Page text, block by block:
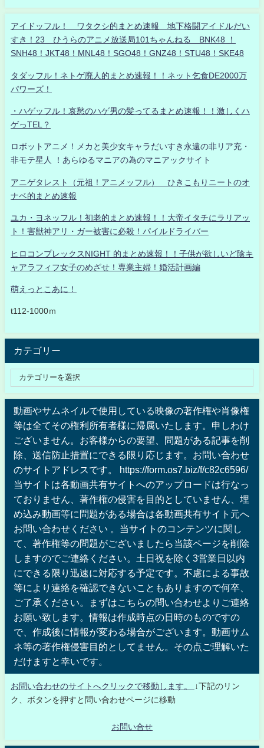
アイドッフル！ ワタクシ的まとめ速報 地下格闘アイドルだい
すき！23 ひうらのアニメ放送局101ちゃんねる BNK48 ！
SNH48！JKT48！MNL48！SGO48！GNZ48！STU48！SKE48
タダッフル！ネトゲ廃人的まとめ速報！！ネット乞食DE2000万
パワーズ！
・ハゲッフル！哀愁のハゲ男の髪ってるまとめ速報！！激しくハ
ゲっTEL？
ロボットアニメ！メカと美少女キャラだいすき永遠の非リア充・
非モテ星人 ！あらゆるマニアの為のマニアックサイト
アニゲタレスト（元祖！アニメッフル） ひきこもりニートのオ
ナベ的まとめ速報
ユカ・ヨネッフル！初老的まとめ速報！！大帝イタチにラリアッ
ト！害獣神アリ・ガー被害に必殺！パイルドライバー
ヒロコンプレックスNIGHT 的まとめ速報！！子供が欲しいど陰キ
ャアラフィフ女子のめざせ！専業主婦！婚活計画編
萌えっとこあに！
t112-1000ｍ
カテゴリー
動画やサムネイルで使用している映像の著作権や肖像権
等は全てその権利所有者様に帰属いたします。申しわけ
ございません。お客様からの要望、問題がある記事を削
除、送信防止措置にできる限り応じます。お問い合わせ
のサイトアドレスです。 https://form.os7.biz/f/c82c6596/
当サイトは各動画共有サイトへのアップロードは行なっ
ておりません、著作権の侵害を目的としていません、埋
め込み動画等に問題がある場合は各動画共有サイト元へ
お問い合わせください 。当サイトのコンテンツに関し
て、著作権等の問題がございましたら当該ページを削除
しますのでご連絡ください。土日祝を除く3営業日以内
にできる限り迅速に対応する予定です。不慮による事故
等により連絡を確認できないこともありますので何卒、
ご了承ください。まずはこちらの問い合わせよりご連絡
お願い致します。情報は作成時点の日時のものですの
で、作成後に情報が変わる場合がございます。動画サム
ネ等の著作権侵害目的としてません。その点ご理解いた
だけますと幸いです。
お問い合わせのサイトへクリックで移動します。
↓下記のリン
ク、ボタンを押すと問い合わせページに移動
お問い合せ